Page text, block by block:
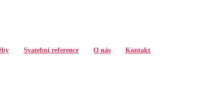
Svatební reference O nás Kontakt